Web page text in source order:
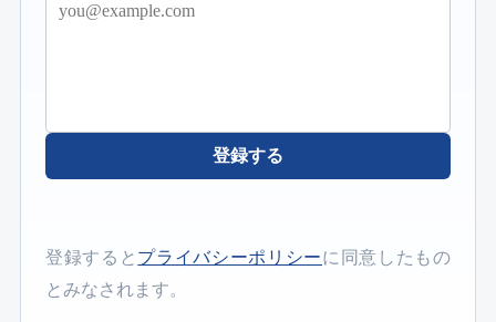
登録する
登録すると プライバシーポリシーに同意したもの
とみなされます。